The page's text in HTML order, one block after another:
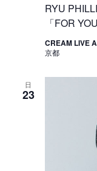
RYU
「FOR
CREAM LIVE
京都
日
23